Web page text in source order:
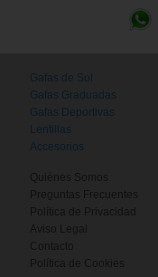
Gafas de Sol
Gafas Graduadas
Gafas Deportivas
Lentillas
Accesorios
Quiénes Somos
Preguntas Frecuentes
Política de Privacidad
Aviso Legal
Contacto
Política de Cookies